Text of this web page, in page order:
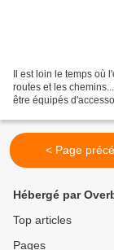
Il est loin le temps où
routes et les
être équipés
< Page
Hébergé par
Top articles
Pages